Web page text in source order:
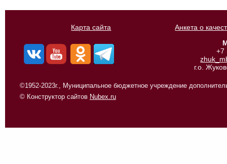
Карта сайта
Анкета о
+7
г.о.
©1952-2023г., Муниципальное бюджетное учреждение
© Конструктор сайтов Nubex.ru